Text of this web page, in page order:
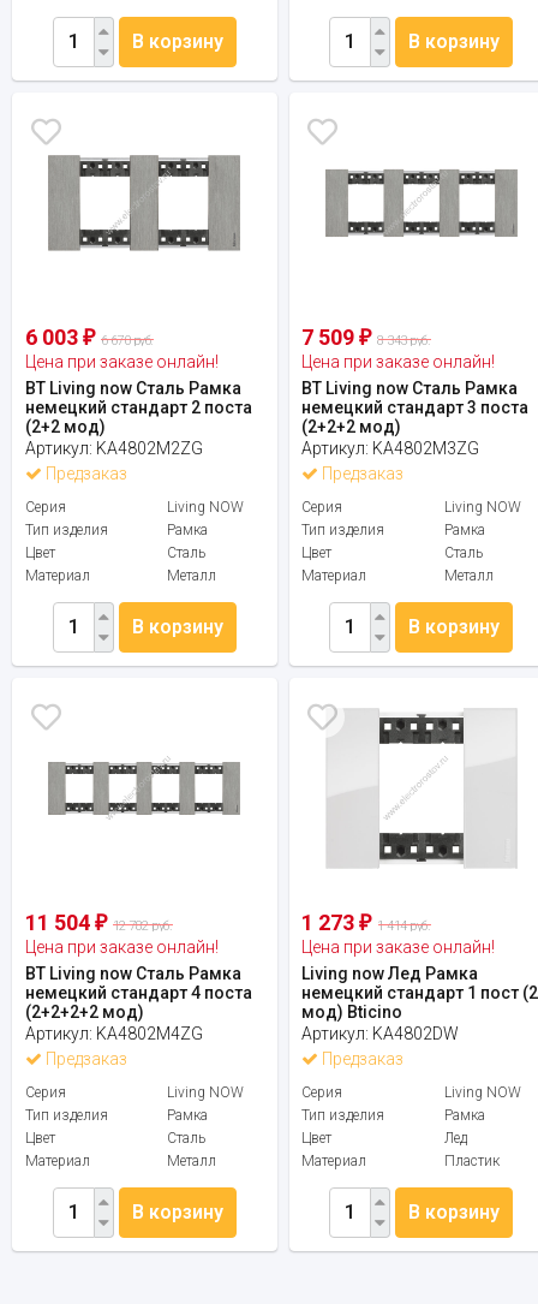
В корзину В корзину
6 003 ₽ 6 670 руб.
Цена при заказе онлайн!
BT Living now Сталь Рамка
немецкий стандарт 2 поста
(2+2 мод)
Артикул: KA4802M2ZG
Предзаказ
Серия
Living NOW
Тип изделия
Рамка
Цвет
Сталь
Материал
Металл
В корзину
7 509₽ 8 343 руб.
Цена при заказе онлайн!
BT Living now Сталь Рамка
немецкий стандарт 3 поста
(2+2+2 мод)
Артикул: KA4802M3ZG
Предзаказ
Серия
Living NOW
Тип изделия
Рамка
Цвет
Сталь
Материал
Металл
В корзину
11 504 ₽ 12 782 руб.
Цена при заказе онлайн!
BT Living now Сталь Рамка
немецкий стандарт 4 поста
(2+2+2+2 мод)
Артикул: KA4802M4ZG
Предзаказ
Серия
Living NOW
Тип изделия
Рамка
Цвет
Сталь
Материал
Металл
В корзину
1 273₽ 1 414 руб.
Цена при заказе онлайн!
Living now Лед Рамка
немецкий стандарт 1 пост (2
мод) Bticino
Артикул: KA4802DW
Предзаказ
Серия
Living NOW
Тип изделия
Рамка
Цвет
Лед
Материал
Пластик
В корзину